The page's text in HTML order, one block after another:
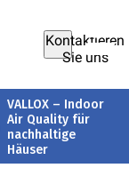
Kontaktieren
Sie uns
VALLOX – Indoor
Air Quality für
nachhaltige
Häuser